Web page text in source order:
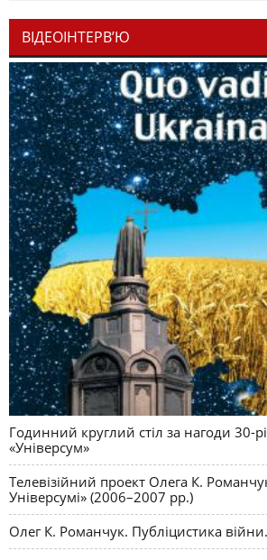
ВІДЕОІНТЕРВ’Ю
Годинний круглий стіл за нагоди 30-
«Універсум»
Телевізійний проект Олега К.
Універсумі» (2006–2007 рр.)
Олег К. Романчук. Публіцистика